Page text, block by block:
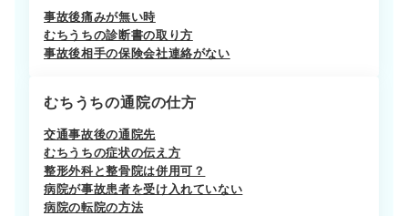
事故後痛みが無い時
むちうちの診断書の取り方
事故後相手の保険会社連絡がない
むちうちの通院の仕方
交通事故後の通院先
むちうちの症状の伝え方
整形外科と整骨院は併用可？
病院が事故患者を受け入れていない
病院の転院の方法